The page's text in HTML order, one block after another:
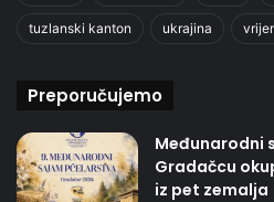
tuzlanski kanton ukrajina
Preporučujemo
Međunarodni
Gradačcu
iz pet zemalja